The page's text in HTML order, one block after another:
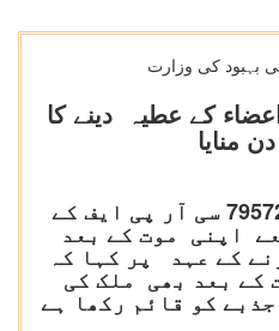
بہبود کی وزارت
کے عطیہ دینے کا
منایا
ڈاکٹر ہرش وردھن نے 79572 سی آر پی ایف کے
اپنی موت کے بعد
کے عہد پر کہا کہ
کے بعد بھی ملک کی
کو قائم رکھا ہے